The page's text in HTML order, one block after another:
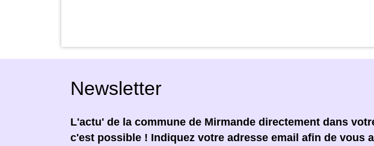
Newsletter
L'actu' de la commune de Mirmande directement dans
c'est possible ! Indiquez votre adresse email afin de vous